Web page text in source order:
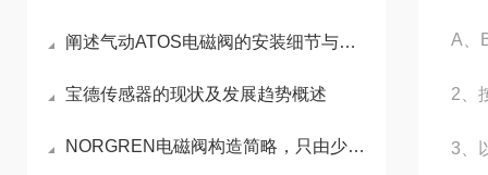
阐述气动ATOS电磁阀的安装细节与技巧
宝德传感器的现状及发展趋势概述
NORGREN电磁阀构造简略，只由少数几个零件组成
A、
2、
3、